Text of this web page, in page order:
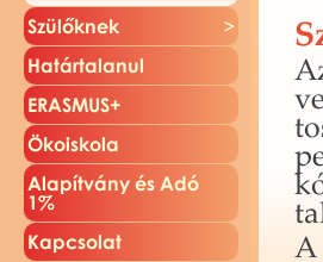
Szü­lők­nek
Ha­tár­ta­la­nul
ERAS­MUS+
Öko­is­ko­la
Ala­pít­vány és Adó
1%
Kap­cso­lat
A